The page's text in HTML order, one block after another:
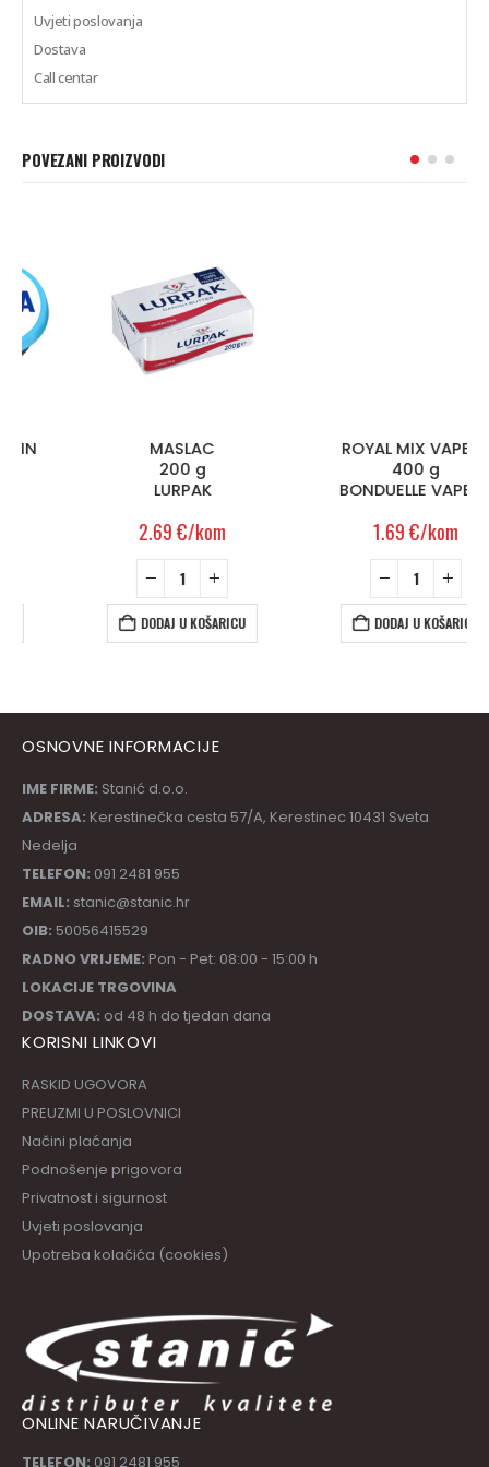
Uvjeti poslovanja
Dostava
Call centar
POVEZANI PROIZVODI
MASLAC
LURPAK
/kom
DODAJ U KOŠARICU
ROYAL MIX VAPEUR
BONDUELLE VAPEUR
/kom
DODAJ U KOŠARICU
OSNOVNE INFORMACIJE
IME FIRME: Stanić d.o.o.
ADRESA: Kerestinečka cesta 57/A, Kerestinec 10431 Sveta
Nedelja
TELEFON: 091 2481 955
EMAIL: stanic@stanic.hr
OIB: 50056415529
RADNO VRIJEME: Pon - Pet: 08:00 - 15:00 h
LOKACIJE TRGOVINA
DOSTAVA: od 48 h do tjedan dana
KORISNI LINKOVI
RASKID UGOVORA
PREUZMI U POSLOVNICI
Načini plaćanja
Podnošenje prigovora
Privatnost i sigurnost
Uvjeti poslovanja
Upotreba kolačića (cookies)
ONLINE NARUČIVANJE
TELEFON: 091 2481 955